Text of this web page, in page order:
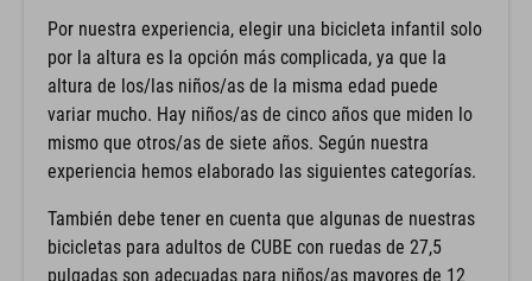
Por nuestra experiencia, elegir una bicicleta infantil solo
por la altura es la opción más complicada, ya que la
altura de los/las niños/as de la misma edad puede
variar mucho. Hay niños/as de cinco años que miden lo
mismo que otros/as de siete años. Según nuestra
experiencia hemos elaborado las siguientes categorías.
También debe tener en cuenta que algunas de nuestras
bicicletas para adultos de CUBE con ruedas de 27,5
pulgadas son adecuadas para niños/as mayores de 12